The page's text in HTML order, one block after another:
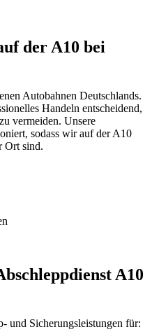
der A10 bei
Autobahnen Deutschlands.
Handeln entscheidend,
vermeiden. Unsere
sodass wir auf der A10
Ort sind.
A10
und Sicherungsleistungen für: